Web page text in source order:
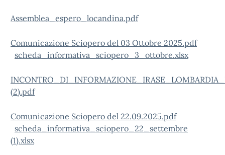
Assemblea_espero_locandina.pdf
Comunicazione Sciopero del 03 Ottobre 2025.pdf
scheda_informativa_sciopero_3_ottobre.xlsx
(2).pdf
Comunicazione Sciopero del 22.09.2025.pdf
scheda_informativa_sciopero_22_settembre
(1).xlsx